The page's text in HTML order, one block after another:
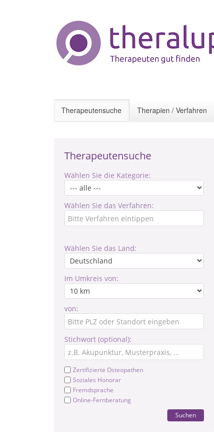
Therapeutensuche Therapien / Verfahren
Therapeutensuche
Wählen Sie die Kategorie:
Wählen Sie das Verfahren:
Wählen Sie das Land:
Im Umkreis von:
von:
Stichwort (optional):
Zertifizierte Osteopathen
Soziales Honorar
Fremdsprache
Online-Fernberatung
Suchen